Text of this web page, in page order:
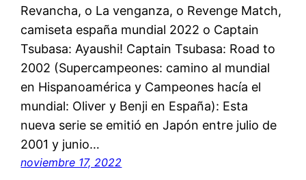
Revancha, o La venganza, o Revenge Match,
camiseta españa mundial 2022 o Captain
Tsubasa: Ayaushi! Captain Tsubasa: Road to
2002 (Supercampeones: camino al mundial
en Hispanoamérica y Campeones hacía el
mundial: Oliver y Benji en España): Esta
nueva serie se emitió en Japón entre julio de
2001 y junio…
noviembre 17, 2022